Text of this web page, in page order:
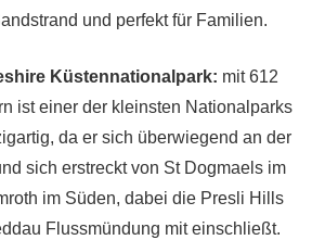
und perfekt für Familien.
Küstennationalpark: mit 612
ist einer der kleinsten Nationalparks
da er sich überwiegend an der
sich erstreckt von St Dogmaels im
im Süden, dabei die Presli Hills
Flussmündung mit einschließt.